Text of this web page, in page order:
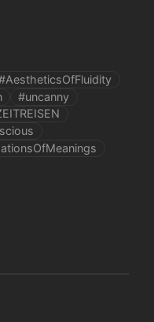
#uncanny